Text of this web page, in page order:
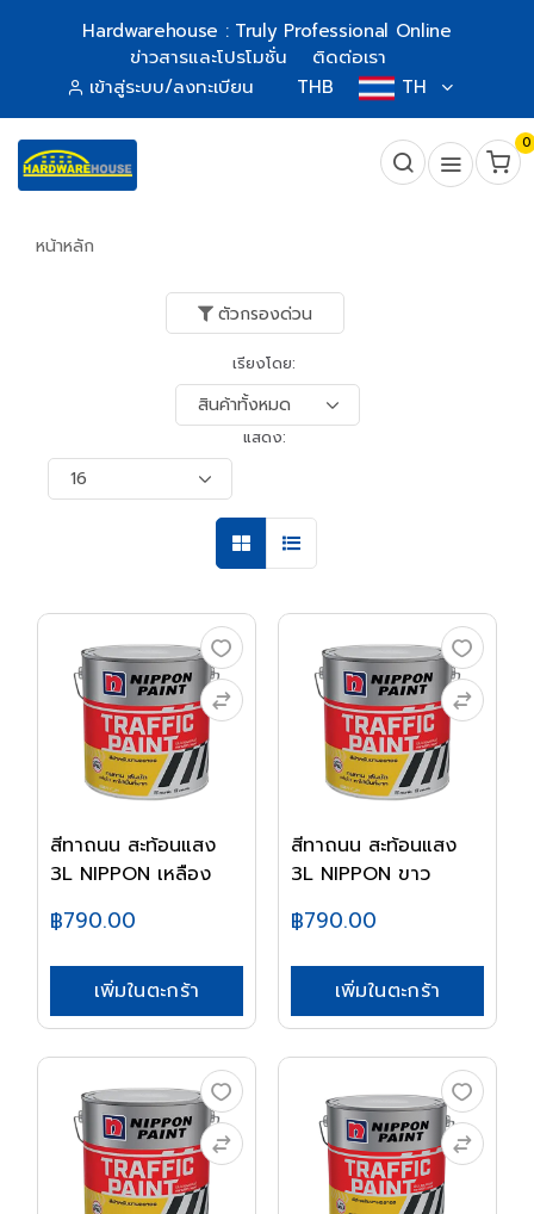
Hardwarehouse : Truly Professional Online
ข่าวสารและโปรโมชั่น
ติดต่อเรา
เข้าสู่ระบบ/ลงทะเบียน
THB TH
0
หน้าหลัก
ตัวกรองด่วน
เรียงโดย:
แสดง:
สีทาถนน สะท้อนแสง
3L NIPPON เหลือง
฿790.00
เพิ่มในตะกร้า
สีทาถนน สะท้อนแสง
3L NIPPON ขาว
฿790.00
เพิ่มในตะกร้า